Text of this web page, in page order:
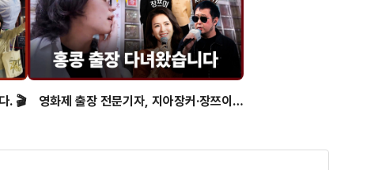
. 🎬
영화제 출장 전문기자, 지아장커·장쯔이